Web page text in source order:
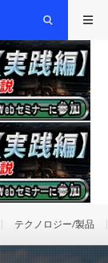
テクノロジー/製品